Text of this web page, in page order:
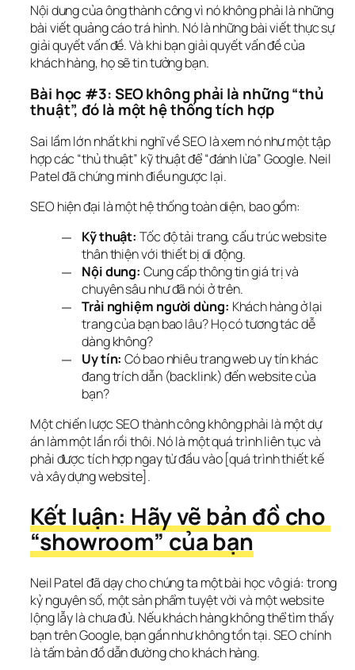
Nội dung của ông thành công vì nó không phải là những
bài viết quảng cáo trá hình. Nó là những bài viết thực sự
giải quyết vấn đề. Và khi bạn giải quyết vấn đề của
khách hàng, họ sẽ tin tưởng bạn.
Bài học #3: SEO không phải là những “thủ
thuật”, đó là một hệ thống tích hợp
Sai lầm lớn nhất khi nghĩ về SEO là xem nó như một tập
hợp các “thủ thuật” kỹ thuật để “đánh lừa” Google. Neil
Patel đã chứng minh điều ngược lại.
SEO hiện đại là một hệ thống toàn diện, bao gồm:
Kỹ thuật: Tốc độ tải trang, cấu trúc website
thân thiện với thiết bị di động.
Nội dung: Cung cấp thông tin giá trị và
chuyên sâu như đã nói ở trên.
Trải nghiệm người dùng: Khách hàng ở lại
trang của bạn bao lâu? Họ có tương tác dễ
dàng không?
Uy tín: Có bao nhiêu trang web uy tín khác
đang trích dẫn (backlink) đến website của
bạn?
Một chiến lược SEO thành công không phải là một dự
án làm một lần rồi thôi. Nó là một quá trình liên tục và
phải được tích hợp ngay từ đầu vào [quá trình thiết kế
và xây dựng website].
Kết luận: Hãy vẽ bản đồ cho
“showroom” của bạn
Neil Patel đã dạy cho chúng ta một bài học vô giá: trong
kỷ nguyên số, một sản phẩm tuyệt vời và một website
lộng lẫy là chưa đủ. Nếu khách hàng không thể tìm thấy
bạn trên Google, bạn gần như không tồn tại. SEO chính
là tấm bản đồ dẫn đường cho khách hàng.